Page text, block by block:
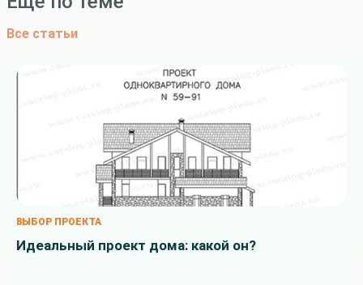
Все статьи
ВЫБОР ПРОЕКТА
Идеальный проект дома: какой он?